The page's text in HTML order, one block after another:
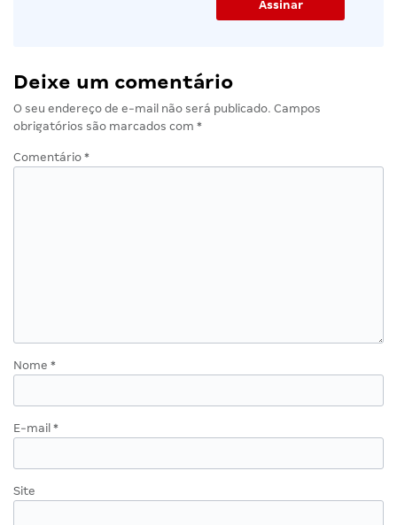
Deixe um comentário
O seu endereço de e-mail não será publicado. Campos
obrigatórios são marcados com *
Comentário *
Nome *
E-mail *
Site